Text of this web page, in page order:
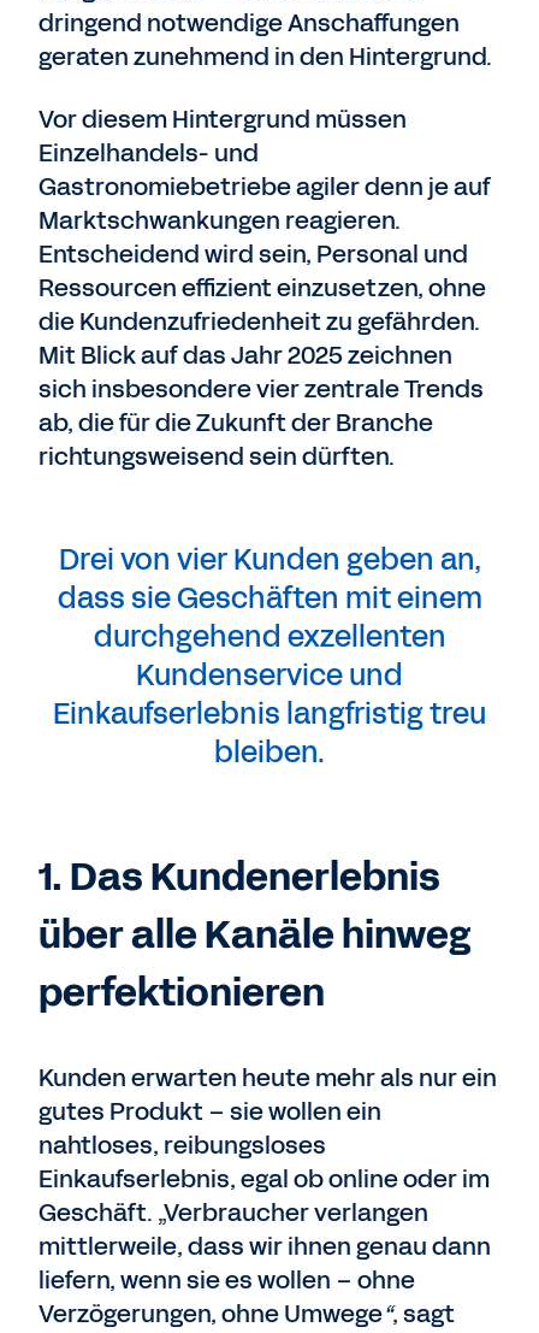
dringend notwendige Anschaffungen
geraten zunehmend in den Hintergrund.
Vor diesem Hintergrund müssen
Einzelhandels- und
Gastronomiebetriebe agiler denn je auf
Marktschwankungen reagieren.
Entscheidend wird sein, Personal und
Ressourcen effizient einzusetzen, ohne
die Kundenzufriedenheit zu gefährden.
Mit Blick auf das Jahr 2025 zeichnen
sich insbesondere vier zentrale Trends
ab, die für die Zukunft der Branche
richtungsweisend sein dürften.
Drei von vier Kunden geben an,
dass sie Geschäften mit einem
durchgehend exzellenten
Kundenservice und
Einkaufserlebnis langfristig treu
bleiben.
1. Das Kundenerlebnis
über alle Kanäle hinweg
perfektionieren
Kunden erwarten heute mehr als nur ein
gutes Produkt – sie wollen ein
nahtloses, reibungsloses
Einkaufserlebnis, egal ob online oder im
Geschäft. „Verbraucher verlangen
mittlerweile, dass wir ihnen genau dann
liefern, wenn sie es wollen – ohne
Verzögerungen, ohne Umwege“, sagt